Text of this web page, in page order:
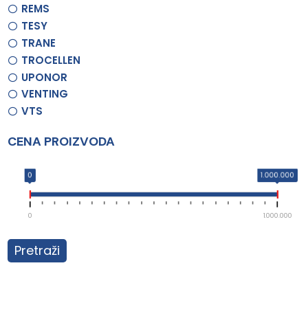
REMS
TESY
TRANE
TROCELLEN
UPONOR
VENTING
VTS
CENA PROIZVODA
0 1.000.000
0 1.000.000
Pretraži